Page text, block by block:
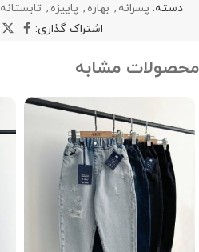
دسته: پسرانه , بهاره , پاییزه , تابستانه
اشتراک گذاری:
محصولات مشابه